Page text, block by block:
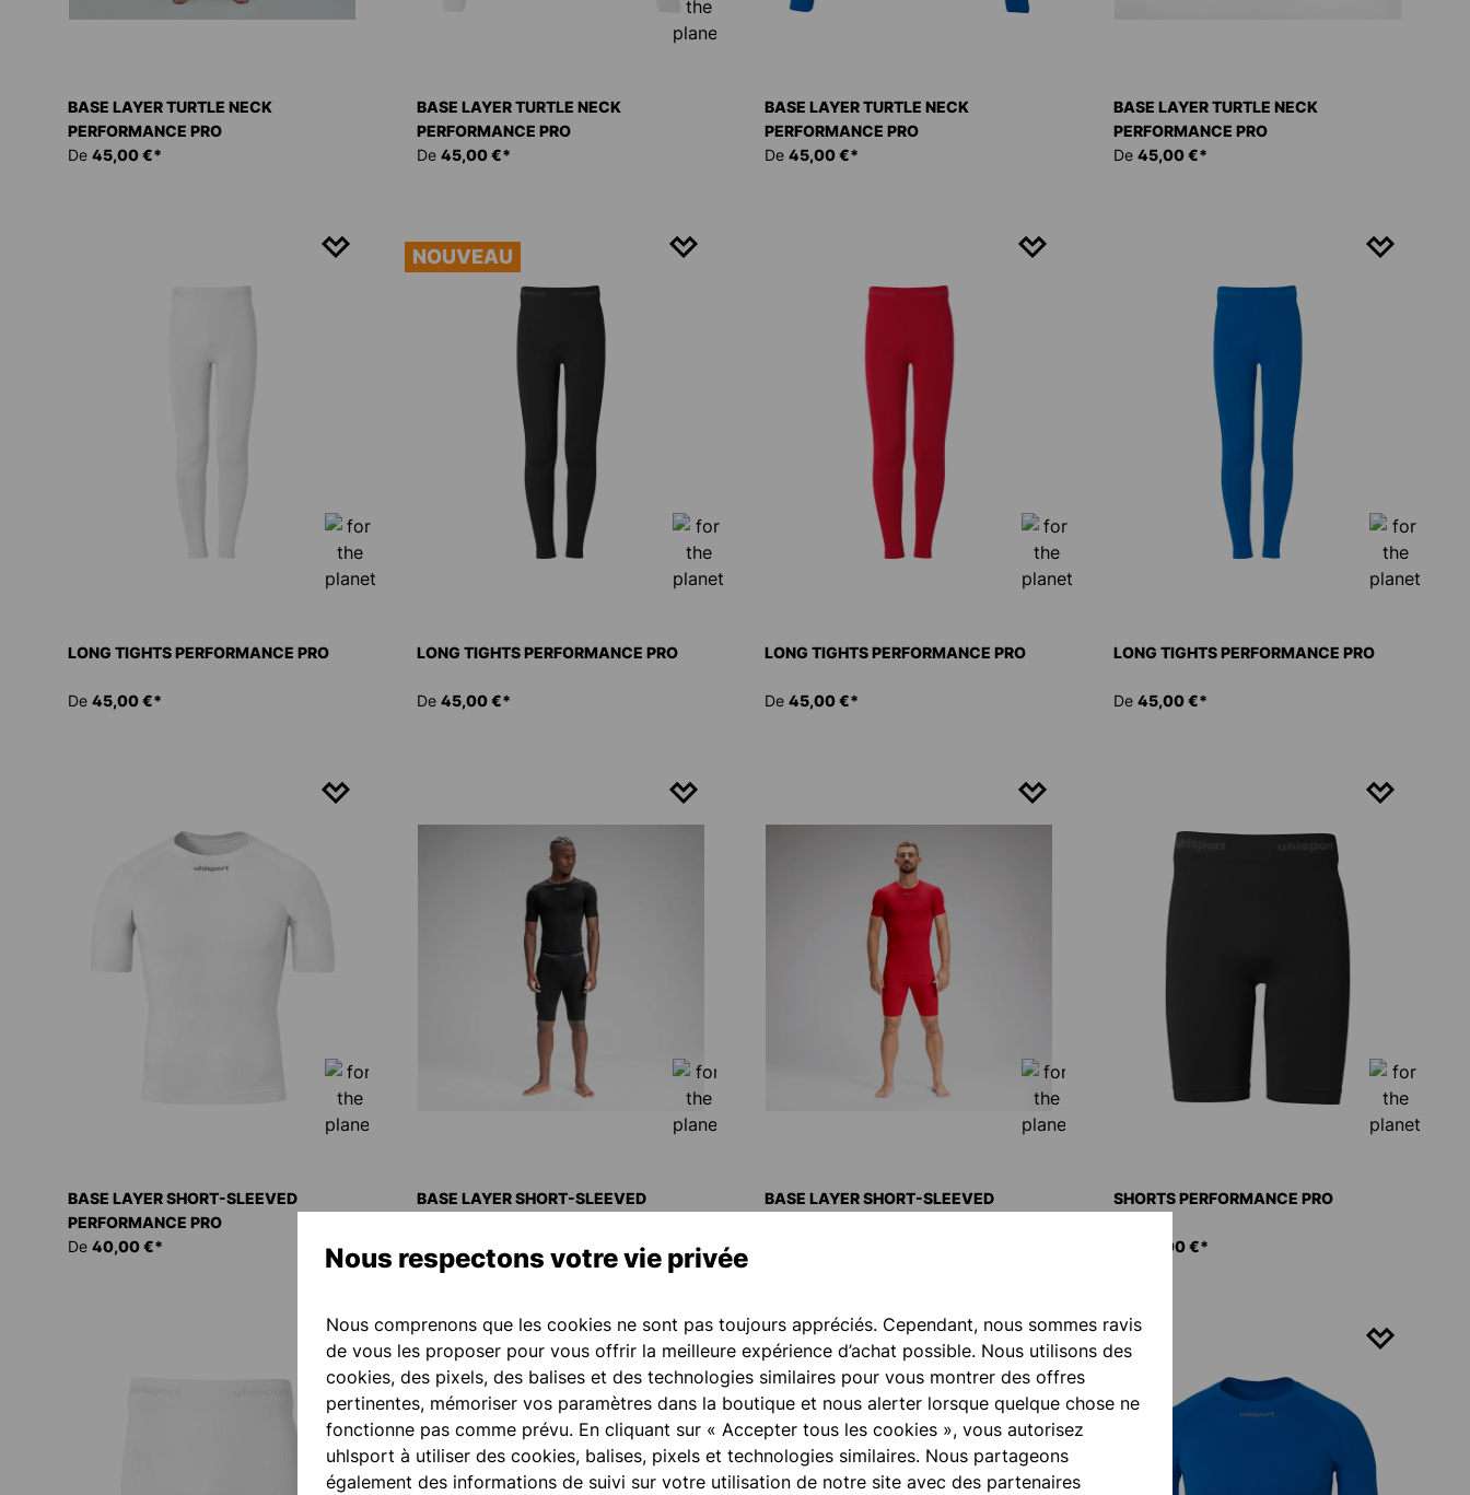
BASE LAYER TURTLE NECK
PERFORMANCE PRO
De 45,00 €*
BASE LAYER TURTLE NECK
PERFORMANCE PRO
De 45,00 €*
BASE LAYER TURTLE NECK
PERFORMANCE PRO
De 45,00 €*
BASE LAYER TURTLE NECK
PERFORMANCE PRO
De 45,00 €*
LONG TIGHTS PERFORMANCE PRO
De 45,00 €*
NOUVEAU
LONG TIGHTS PERFORMANCE PRO
De 45,00 €*
LONG TIGHTS PERFORMANCE PRO
De 45,00 €*
LONG TIGHTS PERFORMANCE PRO
De 45,00 €*
BASE LAYER SHORT-SLEEVED
PERFORMANCE PRO
De 40,00 €*
BASE LAYER SHORT-SLEEVED
40,00 €*
BASE LAYER SHORT-SLEEVED
SHORTS PERFORMANCE PRO
40,00 €*
Nous respectons votre vie privée
Nous comprenons que les cookies ne sont pas toujours appréciés. Cependant, nous sommes ravis
de vous les proposer pour vous offrir la meilleure expérience d’achat possible. Nous utilisons des
cookies, des pixels, des balises et des technologies similaires pour vous montrer des offres
pertinentes, mémoriser vos paramètres dans la boutique et nous alerter lorsque quelque chose ne
fonctionne pas comme prévu. En cliquant sur « Accepter tous les cookies », vous autorisez
uhlsport à utiliser des cookies, balises, pixels et technologies similaires. Nous partageons
également des informations de suivi sur votre utilisation de notre site avec des partenaires